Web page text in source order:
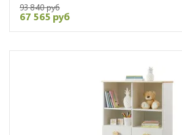
93 840 руб
67 565 руб